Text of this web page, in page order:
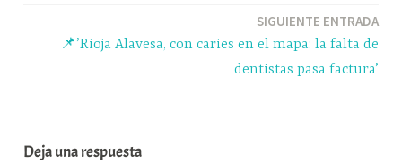
SIGUIENTE ENTRADA
📌’Rioja Alavesa, con caries en el mapa: la falta de
dentistas pasa factura’
Deja una respuesta